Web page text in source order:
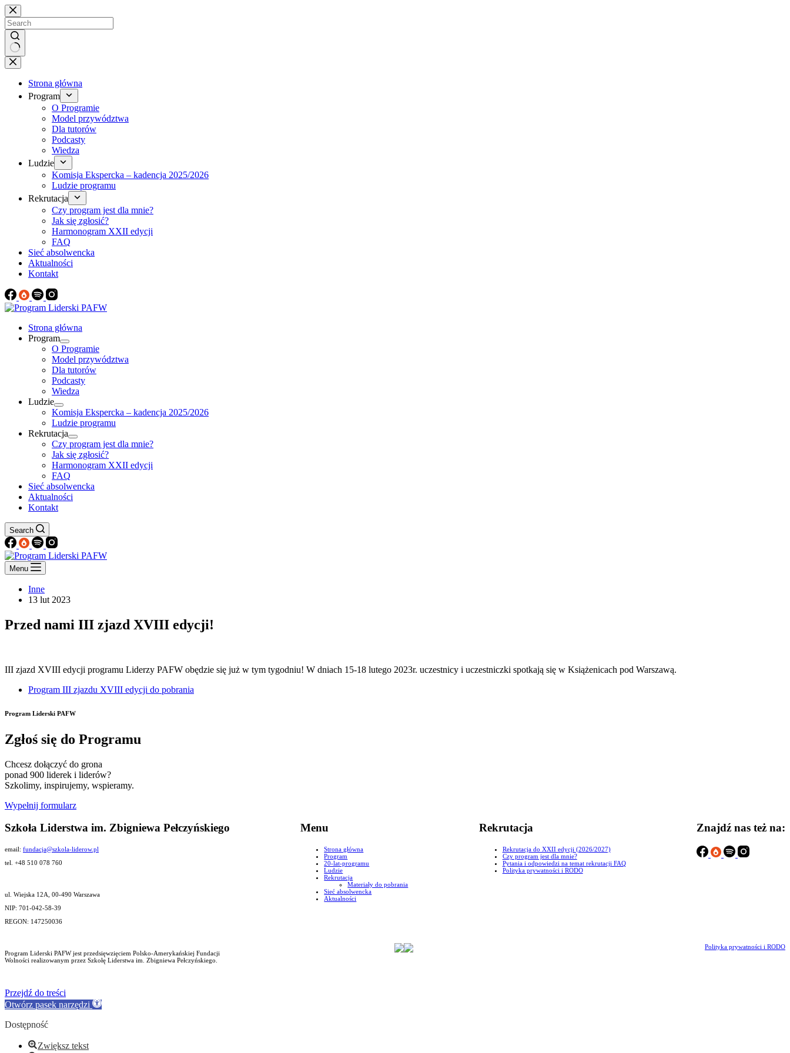
Brak
wyników
Strona główna
Program
O Programie
Model przywództwa
Dla tutorów
Podcasty
Wiedza
Ludzie
Komisja Ekspercka – kadencja 2025/2026
Ludzie programu
Rekrutacja
Czy program jest dla mnie?
Jak się zgłosić?
Harmonogram XXII edycji
FAQ
Sieć absolwencka
Aktualności
Kontakt
Strona główna
Program
O Programie
Model przywództwa
Dla tutorów
Podcasty
Wiedza
Ludzie
Komisja Ekspercka – kadencja 2025/2026
Ludzie programu
Rekrutacja
Czy program jest dla mnie?
Jak się zgłosić?
Harmonogram XXII edycji
FAQ
Sieć absolwencka
Aktualności
Kontakt
Search
Menu
Inne
13 lut 2023
Przed nami III zjazd XVIII edycji!
III zjazd XVIII edycji programu Liderzy PAFW obędzie się już w tym tygodniu! W dniach 15-18 lutego 2023r. uczestnicy i uczestniczki spotkają się w Książenicach pod Warszawą.
Program III zjazdu XVIII edycji do pobrania
Program Liderski PAFW
Zgłoś się do Programu
Chcesz dołączyć do grona
ponad 900 liderek i liderów?
Szkolimy, inspirujemy, wspieramy.
Wypełnij formularz
Szkoła Liderstwa im. Zbigniewa Pełczyńskiego
email: fundacja@szkola-liderow.pl
tel. +48 510 078 760
ul. Wiejska 12A, 00-490 Warszawa
NIP: 701-042-58-39
REGON: 147250036
Menu
Strona główna
Program
20-lat-programu
Ludzie
Rekrutacja
Materiały do pobrania
Sieć absolwencka
Aktualności
Rekrutacja
Rekrutacja do XXII edycji (2026/2027)
Czy program jest dla mnie?
Pytania i odpowiedzi na temat rekrutacji FAQ
Polityka prywatności i RODO
Znajdź nas też na:
Program Liderski PAFW jest przedsięwzięciem Polsko-Amerykańskiej Fundacji
Wolności realizowanym przez Szkołę Liderstwa im. Zbigniewa Pełczyńskiego.
Polityka prywatności i RODO
Przejdź do treści
Otwórz pasek narzędzi
Dostępność
Zwiększ tekst